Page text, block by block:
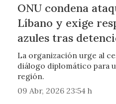
ONU condena
Líbano y exige
azules tras
La organización urge al
diálogo diplomático para
región.
09 Abr, 2026 23:54 h